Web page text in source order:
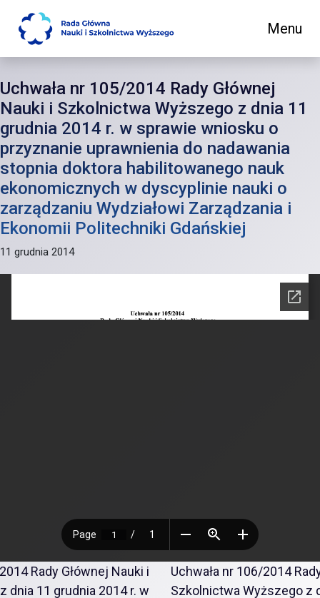
Main Navigation Menu
Uchwała nr 105/2014 Rady Głównej
Nauki i Szkolnictwa Wyższego z dnia 11
grudnia 2014 r. w sprawie wniosku o
przyznanie uprawnienia do nadawania
stopnia doktora habilitowanego nauk
ekonomicznych w dyscyplinie nauki o
zarządzaniu Wydziałowi Zarządzania i
Ekonomii Politechniki Gdańskiej
11 grudnia 2014
Rady Głównej Nauki i
dnia 11 grudnia 2014 r. w
Uchwała nr 106/2014
Szkolnictwa Wyższego z